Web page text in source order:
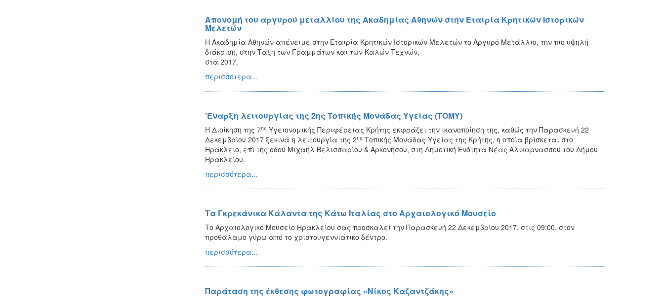
Απονομή του αργυρού μεταλλίου της Ακαδημίας Αθηνών στην Εταιρία Κρητικών Ιστορικών
Μελετών
H Ακαδημία Αθηνών απένειμε στην Εταιρία Κρητικών Ιστορικών Μελετών το Αργυρό Μετάλλιο, την πιο υψηλή
διάκριση, στην Τάξη των Γραμμάτων και των Καλών Τεχνών,
στα 2017.
περισσότερα...
'Εναρξη λειτουργίας της 2ης Τοπικής Μονάδας Υγείας (ΤΟΜΥ)
Η Διοίκηση της 7ης Υγειονομικής Περιφέρειας Κρήτης εκφράζει την ικανοποίηση της, καθώς την Παρασκευή 22
Δεκεμβρίου 2017 ξεκινά η λειτουργία της 2ης Τοπικής Μονάδας Υγείας της Κρήτης, η οποία βρίσκεται στο
Ηράκλειο, επί της οδού Μιχαήλ Βελισσαρίου & Αρκονήσου, στη Δημοτική Ενότητα Νέας Αλικαρνασσού του Δήμου
Ηρακλείου.
περισσότερα...
Τα Γκρεκάνικα Κάλαντα της Κάτω Ιταλίας στο Αρχαιολογικό Μουσείο
Το Αρχαιολογικό Μουσείο Ηρακλείου σας προσκαλεί την Παρασκευή 22 Δεκεμβρίου 2017, στις 09:00, στον
προθάλαμο γύρω από το χριστουγεννιάτικο δέντρο.
περισσότερα...
Παράταση της έκθεσης φωτογραφίας «Νίκος Καζαντζάκης»